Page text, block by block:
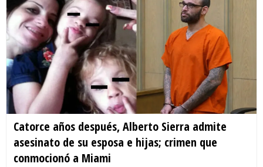
Catorce años después, Alberto Sierra admite
asesinato de su esposa e hijas; crimen que
conmocionó a Miami